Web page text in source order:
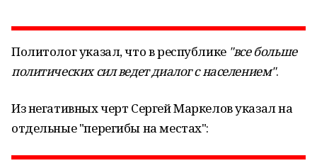
Политолог указал, что в республике "все больше
политических сил ведет диалог с населением".
Из негативных черт Сергей Маркелов указал на
отдельные "перегибы на местах":